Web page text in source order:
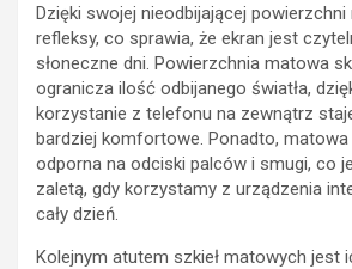
Dzięki swojej nieodbijającej powierzchni
refleksy, co sprawia, że ekran jest
słoneczne dni. Powierzchnia matowa
ogranicza ilość odbijanego światła,
korzystanie z telefonu na zewnątrz
bardziej komfortowe. Ponadto,
odporna na odciski palców i smugi, co
zaletą, gdy korzystamy z urządzenia
cały dzień.
Kolejnym atutem szkieł matowych jest